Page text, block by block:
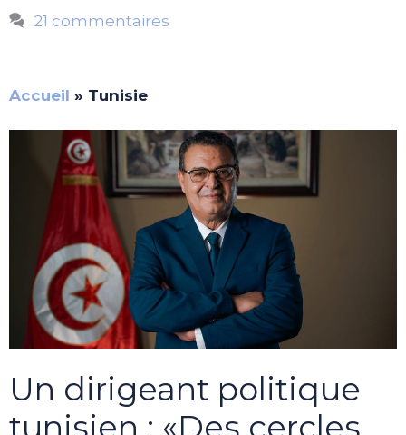
21 commentaires
Accueil » Tunisie
Un dirigeant politique
tunisien : «Des cercles